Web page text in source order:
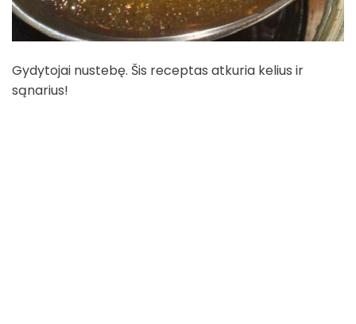
Gydytojai nustebę. Šis receptas atkuria kelius ir
sąnarius!